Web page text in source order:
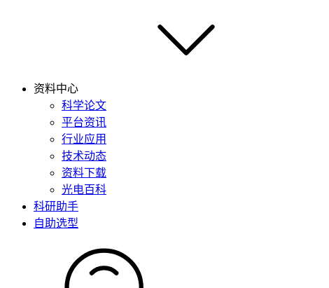
资料中心
科学论文
平台资讯
行业应用
技术动态
资料下载
光电百科
科研助手
自助选型